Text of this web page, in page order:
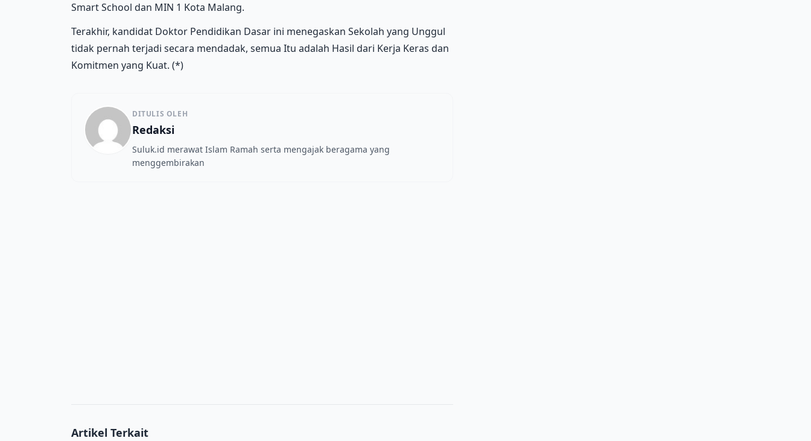
Smart School dan MIN 1 Kota Malang.
Terakhir, kandidat Doktor Pendidikan Dasar ini menegaskan Sekolah yang Unggul
tidak pernah terjadi secara mendadak, semua Itu adalah Hasil dari Kerja Keras dan
Komitmen yang Kuat. (*)
DITULIS OLEH
Redaksi
Suluk.id merawat Islam Ramah serta mengajak beragama yang
menggembirakan
Artikel Terkait